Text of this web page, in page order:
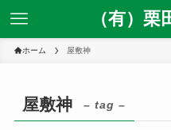
（有）
ホーム 屋敷神
屋敷神 – tag –